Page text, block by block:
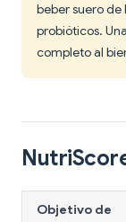
beber suero
probióticos.
completo al
Objetivo de